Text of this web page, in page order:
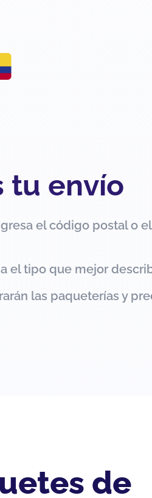
tu envío
el código postal o
el tipo que mejor
las paqueterías y
de